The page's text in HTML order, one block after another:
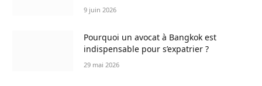
9 juin 2026
Pourquoi un avocat à Bangkok est
indispensable pour s’expatrier ?
29 mai 2026